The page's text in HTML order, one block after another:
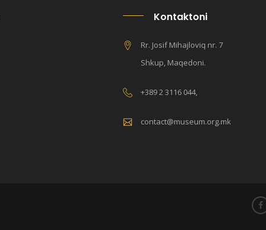
Kontaktoni
Rr. Josif Mihajloviq nr. 7
Shkup, Maqedoni.
+389 2 3116 044,
contact@museum.org.mk